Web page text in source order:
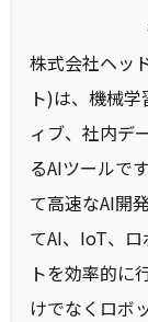
株式会社ヘッ
ト)は、機械
ィブ、社内デ
るAIツールで
て高速なAI開
てAI、IoT、
トを効率的に
けでなくロボ